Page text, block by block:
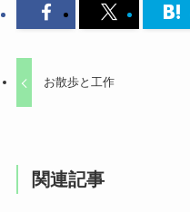
お散歩と工作
関連記事